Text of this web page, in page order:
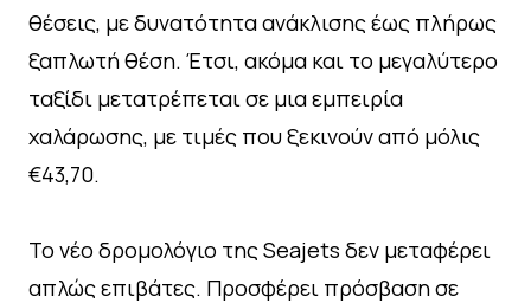
θέσεις, με δυνατότητα ανάκλισης έως πλήρως
ξαπλωτή θέση. Έτσι, ακόμα και το μεγαλύτερο
ταξίδι μετατρέπεται σε μια εμπειρία
χαλάρωσης, με τιμές που ξεκινούν από μόλις
€43,70.
Το νέο δρομολόγιο της Seajets δεν μεταφέρει
απλώς επιβάτες. Προσφέρει πρόσβαση σε